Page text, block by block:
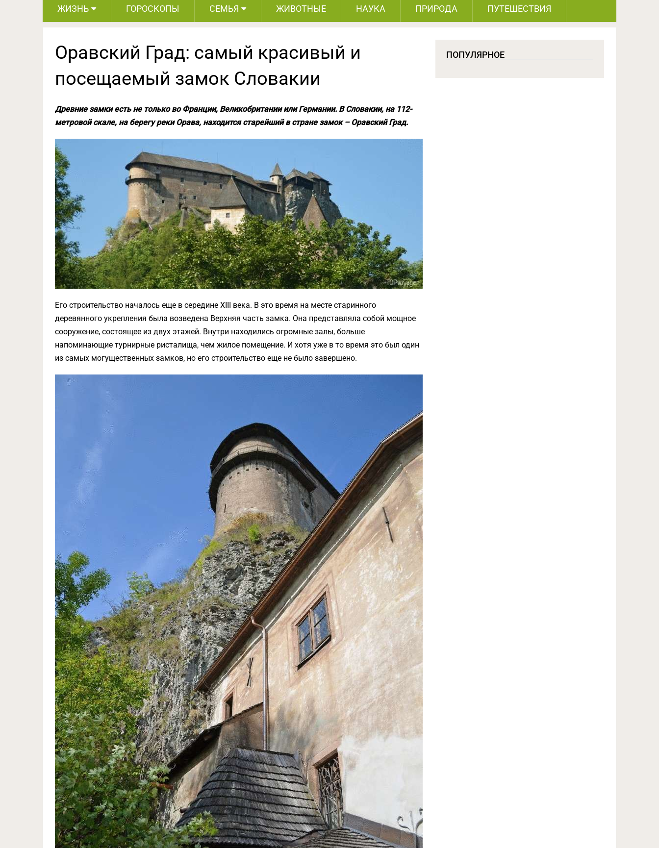
ЖИЗНЬ ГОРОСКОПЫ СЕМЬЯ ЖИВОТНЫЕ НАУКА ПРИРОДА ПУТЕШЕСТВИЯ
Оравский Град: самый красивый и
посещаемый замок Словакии
Древние замки есть не только во Франции, Великобритании или Германии. В Словакии, на 112-
метровой скале, на берегу реки Орава, находится старейший в стране замок – Оравский Град.
Его строительство началось еще в середине XIII века. В это время на месте старинного
деревянного укрепления была возведена Верхняя часть замка. Она представляла собой мощное
сооружение, состоящее из двух этажей. Внутри находились огромные залы, больше
напоминающие турнирные ристалища, чем жилое помещение. И хотя уже в то время это был один
из самых могущественных замков, но его строительство еще не было завершено.
ПОПУЛЯРНОЕ